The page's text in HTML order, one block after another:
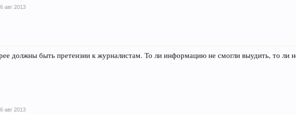
6 авг 2013
должны быть претензии к журналистам. То ли информацию не смогли выудить, то ли
6 авг 2013